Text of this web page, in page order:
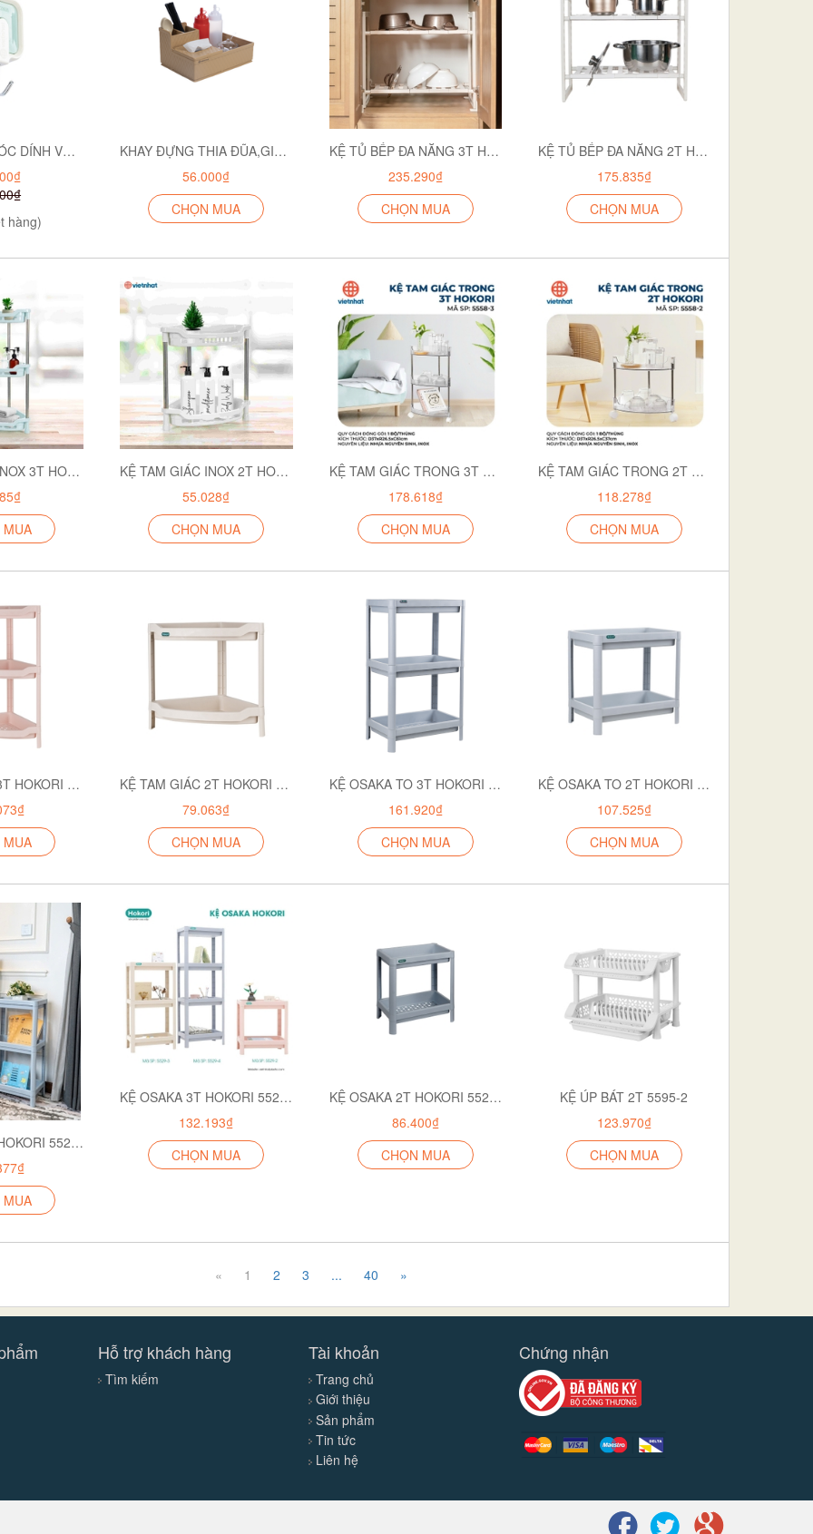
Bản sao của MÓC DÍNH VUÔNG DÁN TƯỜNG BỘ 4 2808-4
hàng)
KHAY ĐỰNG THIA ĐŨA,GIA VỊ ĐA NĂNG 5633
56.000₫
CHỌN MUA
KỆ TỦ BẾP ĐA NĂNG 3T HOKORI 5586-3
235.290₫
CHỌN MUA
KỆ TỦ BẾP ĐA NĂNG 2T HOKORI 5586-2
175.835₫
CHỌN MUA
KỆ TAM GIÁC INOX 3T HOKORI 5585-3
MUA
KỆ TAM GIÁC INOX 2T HOKORI 5585-2
55.028₫
CHỌN MUA
KỆ TAM GIÁC TRONG 3T HOKORI 5558-3
178.618₫
CHỌN MUA
KỆ TAM GIÁC TRONG 2T HOKORI 5558-2
118.278₫
CHỌN MUA
KỆ TAM GIÁC 3T HOKORI 5555-3
MUA
KỆ TAM GIÁC 2T HOKORI 5555-2
79.063₫
CHỌN MUA
KỆ OSAKA TO 3T HOKORI 5530-3
161.920₫
CHỌN MUA
KỆ OSAKA TO 2T HOKORI 5530-2
107.525₫
CHỌN MUA
KỆ OSAKA 4T HOKORI 5529-4
MUA
KỆ OSAKA 3T HOKORI 5529-3
132.193₫
CHỌN MUA
KỆ OSAKA 2T HOKORI 5529-2
86.400₫
CHỌN MUA
KỆ ÚP BÁT 2T 5595-2
123.970₫
CHỌN MUA
« 1 2 3 ... 40 »
Hỗ trợ khách hàng
Tìm kiếm
Tài khoản
Trang chủ
Giới thiệu
Sản phẩm
Tin tức
Liên hệ
Chứng nhận